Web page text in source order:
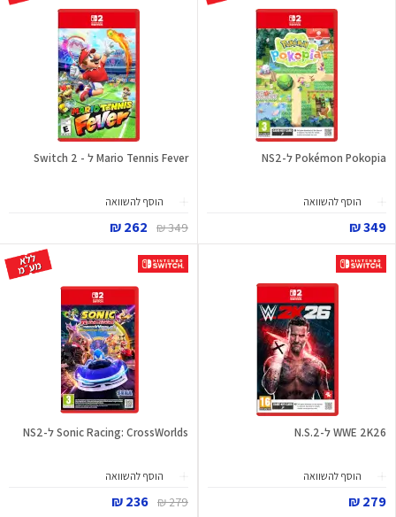
Pokémon Pokopia ל-NS2
הוסף להשוואה
349 ₪
Mario Tennis Fever ל - Switch 2
הוסף להשוואה
349 ₪
262 ₪
WWE 2K26 ל-N.S.2
הוסף להשוואה
279 ₪
Sonic Racing: CrossWorlds ל-NS2
הוסף להשוואה
279 ₪
236 ₪